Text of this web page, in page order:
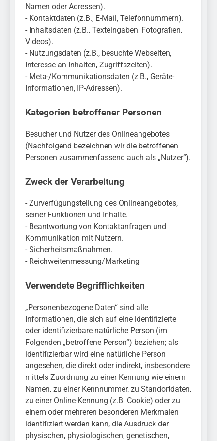
Namen oder Adressen).
- Kontaktdaten (z.B., E-Mail, Telefonnummern).
- Inhaltsdaten (z.B., Texteingaben, Fotografien,
Videos).
- Nutzungsdaten (z.B., besuchte Webseiten,
Interesse an Inhalten, Zugriffszeiten).
- Meta-/Kommunikationsdaten (z.B., Geräte-
Informationen, IP-Adressen).
Kategorien betroffener Personen
Besucher und Nutzer des Onlineangebotes
(Nachfolgend bezeichnen wir die betroffenen
Personen zusammenfassend auch als „Nutzer“).
Zweck der Verarbeitung
- Zurverfügungstellung des Onlineangebotes,
seiner Funktionen und Inhalte.
- Beantwortung von Kontaktanfragen und
Kommunikation mit Nutzern.
- Sicherheitsmaßnahmen.
- Reichweitenmessung/Marketing
Verwendete Begrifflichkeiten
„Personenbezogene Daten“ sind alle
Informationen, die sich auf eine identifizierte
oder identifizierbare natürliche Person (im
Folgenden „betroffene Person“) beziehen; als
identifizierbar wird eine natürliche Person
angesehen, die direkt oder indirekt, insbesondere
mittels Zuordnung zu einer Kennung wie einem
Namen, zu einer Kennnummer, zu Standortdaten,
zu einer Online-Kennung (z.B. Cookie) oder zu
einem oder mehreren besonderen Merkmalen
identifiziert werden kann, die Ausdruck der
physischen, physiologischen, genetischen,